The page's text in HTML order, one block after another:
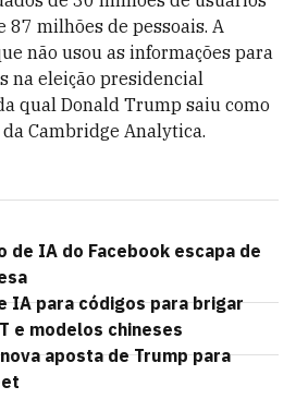
87 milhões de pessoais. A
não usou as informações para
na eleição presidencial
qual Donald Trump saiu como
Cambridge Analytica.
de IA do Facebook escapa de
IA para códigos para brigar
e modelos chineses
aposta de Trump para